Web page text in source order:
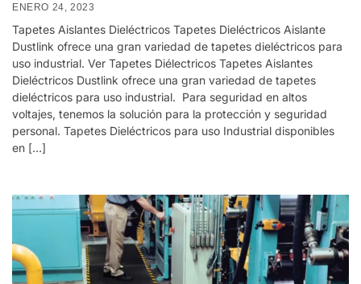
ENERO 24, 2023
Tapetes Aislantes Dieléctricos Tapetes Dieléctricos Aislante
Dustlink ofrece una gran variedad de tapetes dieléctricos para
uso industrial. Ver Tapetes Diélectricos Tapetes Aislantes
Dieléctricos Dustlink ofrece una gran variedad de tapetes
dieléctricos para uso industrial. Para seguridad en altos
voltajes, tenemos la solución para la protección y seguridad
personal. Tapetes Dieléctricos para uso Industrial disponibles
en […]